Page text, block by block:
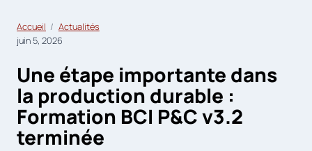
Accueil
Actualités
juin 5, 2026
Une étape importante dans
la production durable :
Formation BCI P&C v3.2
terminée